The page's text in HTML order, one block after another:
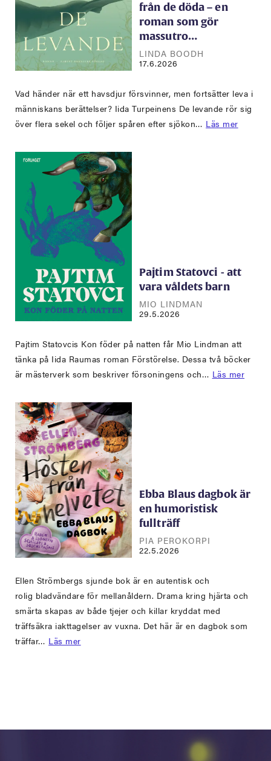
från de döda – en
roman som gör
massutro…
LINDA BOODH
17.6.2026
Vad händer när ett havsdjur försvinner, men fortsätter leva i
människans berättelser? Iida Turpeinens De levande rör sig
över flera sekel och följer spåren efter sjökon… Läs mer
Pajtim Statovci - att
vara våldets barn
MIO LINDMAN
29.5.2026
Pajtim Statovcis Kon föder på natten får Mio Lindman att
tänka på Iida Raumas roman Förstörelse. Dessa två böcker
är mästerverk som beskriver försoningens och… Läs mer
Ebba Blaus dagbok är
en humoristisk
fullträff
PIA PEROKORPI
22.5.2026
Ellen Strömbergs sjunde bok är en autentisk och
rolig bladvändare för mellanåldern. Drama kring hjärta och
smärta skapas av både tjejer och killar kryddat med
träffsäkra iakttagelser av vuxna. Det här är en dagbok som
träffar… Läs mer